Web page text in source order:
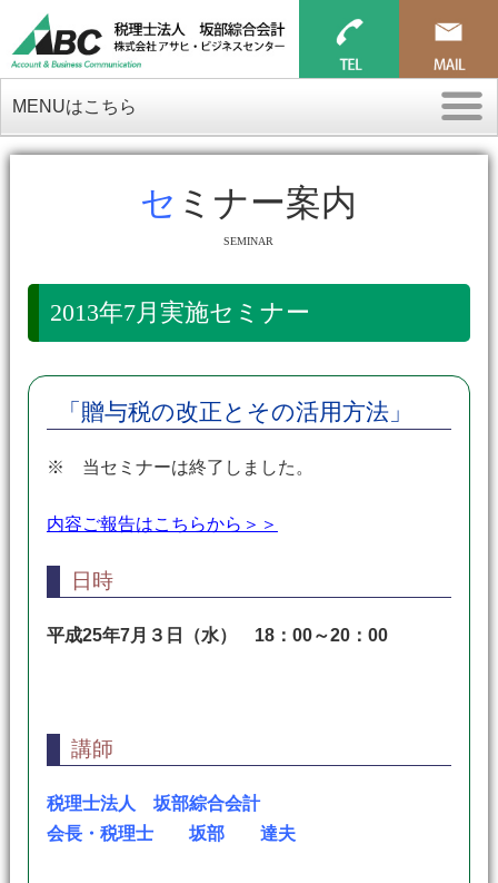
MENUはこちら
セミナー案内
SEMINAR
2013年7月実施セミナー
「贈与税の改正とその活用方法」
※ 当セミナーは終了しました。
内容ご報告はこちらから＞＞
日時
平成25年7月３日（水） 18：00～20：00
講師
税理士法人 坂部綜合会計
会長・税理士 坂部 達夫